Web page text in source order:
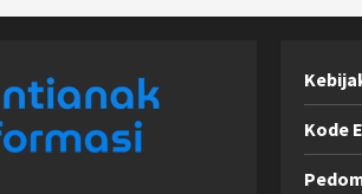
Kode